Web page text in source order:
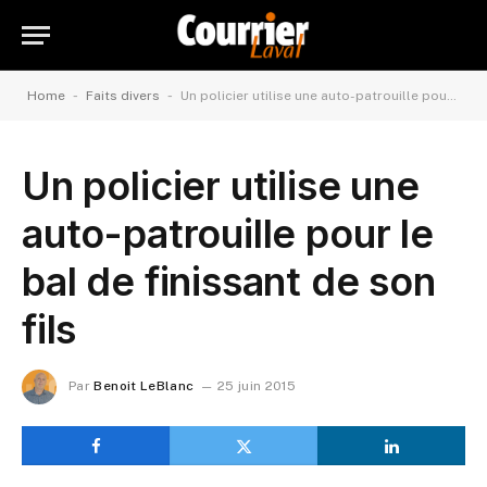
Home - Faits divers - Un policier utilise une auto-patrouille pour le bal de finissant de son fils
Un policier utilise une
auto-patrouille pour le
bal de finissant de son
fils
Par Benoit LeBlanc 25 juin 2015